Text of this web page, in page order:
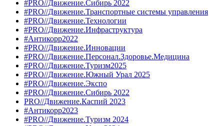
#PRO//Движение.Сибирь 2022
#PRO//Движение.Транспортные системы управления
#PRO//Движение.Технологии
#PRO//Движение.Инфраструктура
#Антикорр2022
#PRO//Движение.Инновации
#PRO//Движение.Персонал.Здоровье.Медицина
#PRO//Движение.Туризм2025
#PRO//Движение.Южный Урал 2025
#PRO//Движение.Экспо
#PRO//Движение.Сибирь 2022
PRO//Движение.Каспий 2023
#Антикорр2023
#PRO//Движение.Туризм 2024